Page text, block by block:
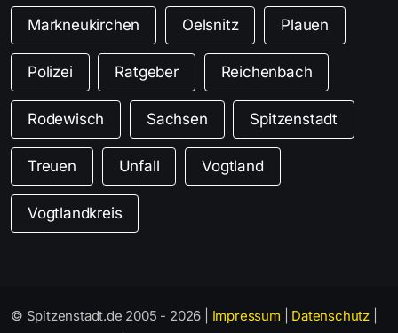
Markneukirchen Oelsnitz Plauen
Polizei Ratgeber Reichenbach
Rodewisch Sachsen Spitzenstadt
Treuen Unfall Vogtland
Vogtlandkreis
© Spitzenstadt.de 2005 - 2026 | Impressum Datenschutz